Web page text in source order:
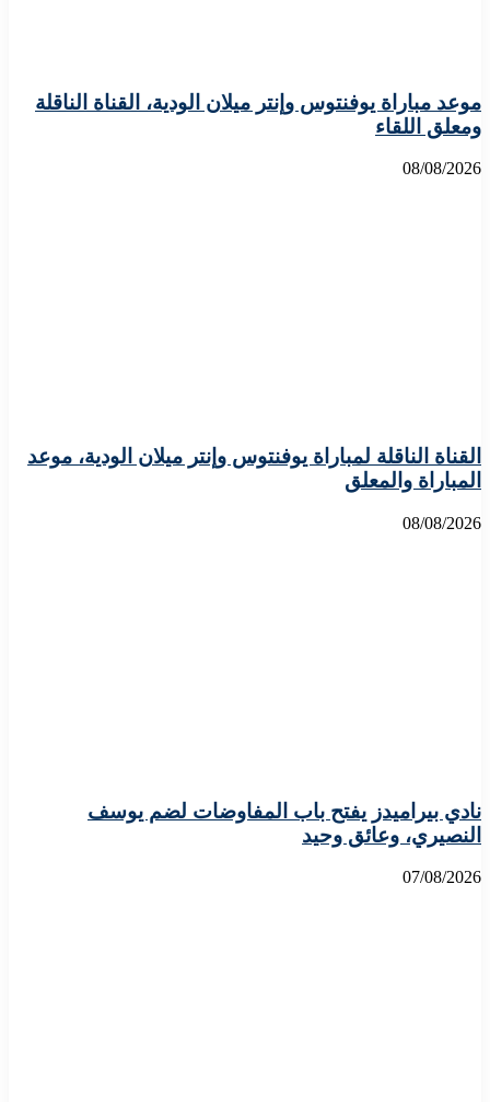
موعد مباراة يوفنتوس وإنتر ميلان الودية، القناة الناقلة
ومعلق اللقاء
08/08/2026
القناة الناقلة لمباراة يوفنتوس وإنتر ميلان الودية، موعد
المباراة والمعلق
08/08/2026
نادي بيراميدز يفتح باب المفاوضات لضم يوسف
النصيري، وعائق وحيد
07/08/2026